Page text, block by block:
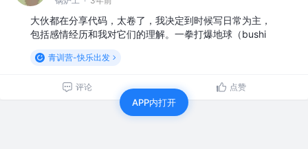
大伙都在分享代码，太卷了，我决定到时候写日常为主，
包括感情经历和我对它们的理解。一拳打爆地球（bushi
青训营-快乐出发
评论 点赞
APP内打开